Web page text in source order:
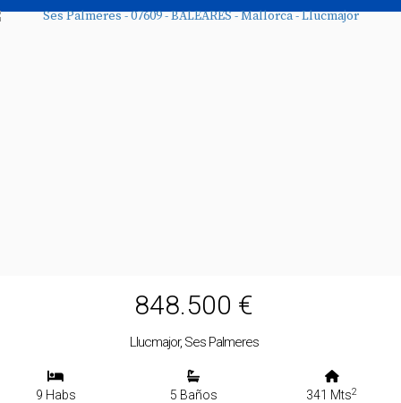
848.500 €
Llucmajor, Ses Palmeres
9 Habs 5 Baños 341 Mts2